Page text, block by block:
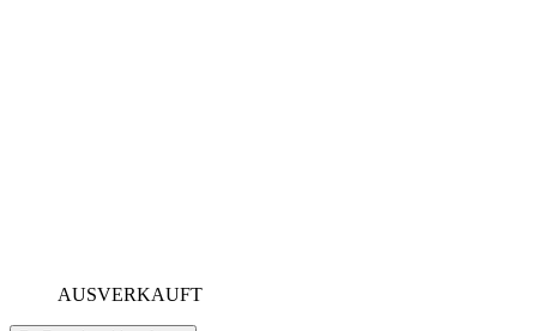
AUSVERKAUFT